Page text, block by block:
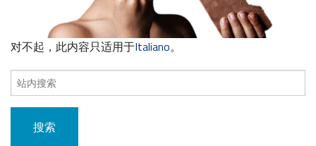
对不起，此内容只适用于Italiano。
搜
索
内